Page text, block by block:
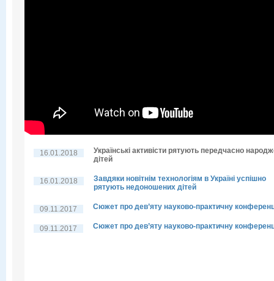
16.01.2018
Українські активісти рятують передчасно
дітей
16.01.2018
Завдяки новітнім технологіям в Україні успішно
рятують недоношених дітей
09.11.2017 Сюжет про дев’яту науково-практичну
09.11.2017 Сюжет про дев’яту науково-практичну